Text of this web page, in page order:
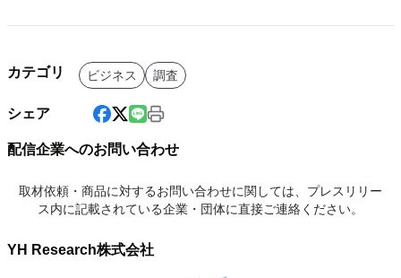
カテゴリ ビジネス 調査
シェア
配信企業へのお問い合わせ
取材依頼・商品に対するお問い合わせに関しては、プレスリリー
ス内に記載されている企業・団体に直接ご連絡ください。
YH Research株式会社